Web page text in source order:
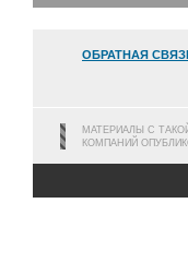
ОБРАТНАЯ
МАТЕРИАЛЫ С
КОМПАНИЙ